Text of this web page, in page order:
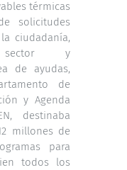
térmicas
solicitudes
ciudadanía,
sector y
de ayudas,
de
y Agenda
destinaba
millones de
para
todos los